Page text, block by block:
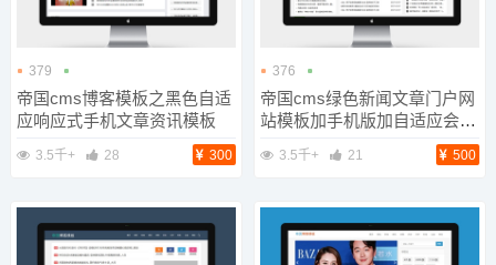
379
帝国cms博客模板之黑色自适
应响应式手机文章资讯模板
3.5千+ 28 300
376
帝国cms绿色新闻文章门户网
站模板加手机版加自适应会员
3.5千+ 21 500